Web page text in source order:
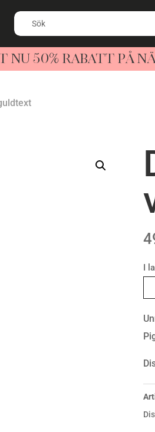
NU 50% RABATT PÅ
I